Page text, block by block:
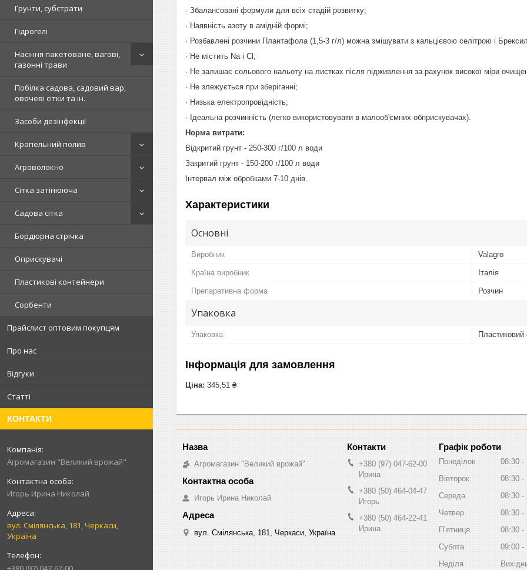
Ґрунти, субстрати
Гідрогелі
Насіння пакетоване, вагові,
газонні трави
Побілка садова, садовий вар,
овочеві сітки та ін.
Засоби дезінфекції
Крапельний полив
Агроволокно
Сітка затінююча
Садова сітка
Бордюрна стрічка
Оприскувачі
Пластикові контейнери
Сорбенти
Прайслист оптовим покупцям
Про нас
Відгуки
Статті
КОНТАКТИ
Агромагазин "Великий врожай"
Игорь Ирина Николай
вул. Смілянська, 181, Черкаси,
Україна
· Збалансовані формули для всіх стадій розвитку;
· Наявність азоту в амідній формі;
· Розбавлені розчини Плантафола (1,5-3 г/л) можна змішувати з кальцієвою селітрою і
· Не містить Na і Cl;
· Не залишає сольового нальоту на листках після підживлення за рахунок високої міри
· Не злежується при зберіганні;
· Низька електропровідність;
· Ідеальна розчинність (легко використовувати в малооб'ємних обприскувачах).
Норма витрати:
Відкритий грунт - 250-300 г/100 л води
Закритий грунт - 150-200 г/100 л води
Інтервал між обробками 7-10 днів.
Характеристики
Основні
Виробник Valagro
Країна виробник Італія
Препаративна форма Розчин
Упаковка
Упаковка
Інформація для замовлення
Ціна: 345,51 ₴
Агромагазин "Великий врожай"
Игорь Ирина Николай
вул. Смілянська, 181, Черкаси, Україна
+380 (97) 047-62-00
Ирина
+380 (50) 464-04-47
Игорь
+380 (50) 464-22-41
Ирина
Графік роботи
Понеділок 08:30
Вівторок
08:30
Середа
08:30
Четвер
08:30
Пʼятниця
08:30
Субота
09:00
Неділя